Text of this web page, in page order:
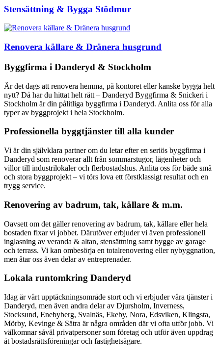
Stensättning & Bygga Stödmur
Renovera källare & Dränera husgrund
Byggfirma i Danderyd & Stockholm
Är det dags att renovera hemma, på kontoret eller kanske bygga helt
nytt? Då har du hittat helt rätt – Danderyd Byggfirma & Snickeri i
Stockholm är din pålitliga byggfirma i Danderyd. Anlita oss för alla
typer av byggprojekt i hela Stockholm.
Professionella byggtjänster till alla kunder
Vi är din självklara partner om du letar efter en seriös byggfirma i
Danderyd som renoverar allt från sommarstugor, lägenheter och
villor till industrilokaler och flerbostadshus. Anlita oss för både små
och stora byggprojekt – vi törs lova ett förstklassigt resultat och en
trygg service.
Renovering av badrum, tak, källare & m.m.
Oavsett om det gäller renovering av badrum, tak, källare eller hela
bostaden fixar vi jobbet. Därutöver erbjuder vi även professionell
inglasning av veranda & altan, stensättning samt bygge av garage
och terrass. Vi kan ombesörja en totalrenovering eller nybyggnation,
men åtar oss även delar av entreprenader.
Lokala runtomkring Danderyd
Idag är vårt upptäckningsområde stort och vi erbjuder våra tjänster i
Danderyd, men även andra delar av Djursholm, Inverness,
Stocksund, Enebyberg, Svalnäs, Ekeby, Nora, Edsviken, Klingsta,
Mörby, Kevinge & Sätra är några områden där vi ofta utför jobb. Vi
välkomnar såväl privatpersoner som företag och utför även uppdrag
åt bostadsrättsföreningar och fastighetsägare.